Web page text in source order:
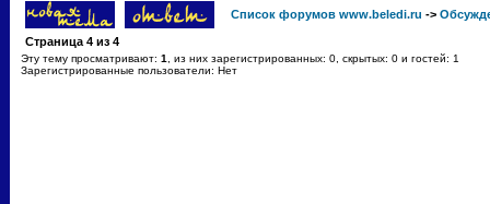
Список форумов www.beledi.ru ->
Страница 4 из 4
Эту тему просматривают: 1
, из них зарегистрированных: 0, скрытых: 0 и гостей: 1
Зарегистрированные пользователи: Нет